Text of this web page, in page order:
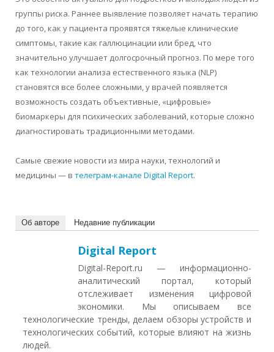
группы риска. Раннее выявление позволяет начать терапию
до того, как у пациента проявятся тяжелые клинические
симптомы, такие как галлюцинации или бред, что
значительно улучшает долгосрочный прогноз. По мере того
как технологии анализа естественного языка (NLP)
становятся все более сложными, у врачей появляется
возможность создать объективные, «цифровые»
биомаркеры для психических заболеваний, которые сложно
диагностировать традиционными методами.
Самые свежие новости из мира науки, технологий и
медицины — в телеграм-канале Digital Report.
Об авторе Недавние публикации
Digital Report
Digital-Report.ru — информационно-
аналитический портал, который
отслеживает изменения цифровой
экономики. Мы описываем все
технологические тренды, делаем обзоры устройств и
технологических событий, которые влияют на жизнь
людей.